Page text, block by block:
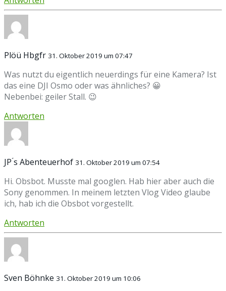
Plöü Hbgfr 31. Oktober 2019 um 07:47
Was nutzt du eigentlich neuerdings für eine Kamera? Ist
das eine DJI Osmo oder was ähnliches? 😀
Nebenbei: geiler Stall. 😉
Antworten
JP ́s Abenteuerhof 31. Oktober 2019 um 07:54
Hi. Obsbot. Musste mal googlen. Hab hier aber auch die
Sony genommen. In meinem letzten Vlog Video glaube
ich, hab ich die Obsbot vorgestellt.
Antworten
Sven Böhnke 31. Oktober 2019 um 10:06